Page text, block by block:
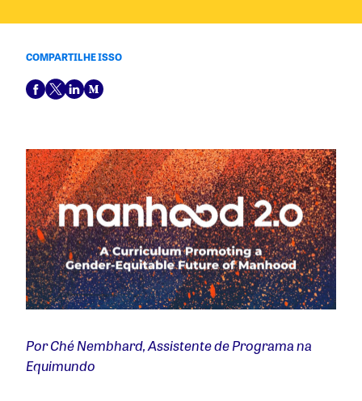
COMPARTILHE ISSO
Por Ché Nembhard, Assistente de Programa na
Equimundo